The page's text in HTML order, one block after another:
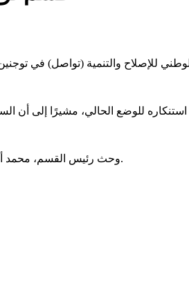
وحث رئيس القسم، محمد أبو سالم حمي، السلطات على الاستجابة لنداءات المواطنين، واتخاذ خطوات عاجلة لمعالجة الأزمة.